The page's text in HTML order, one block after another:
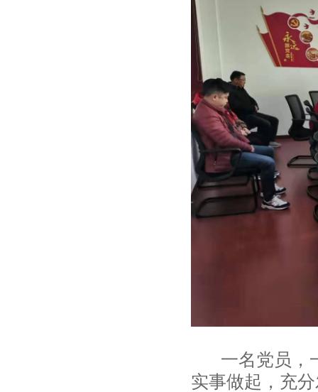
一名党员，一
实事做起，充